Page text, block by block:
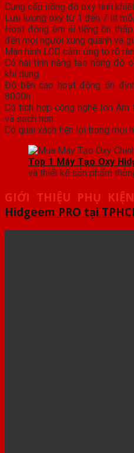
Cung cấp nồng độ oxy tinh
Lưu lượng oxy từ 1 đến 7 lít
Hoạt động êm ái tiếng ồn
đến mọi người xung quanh và
Màn hình LCD cảm ứng to rõ
Có hai tính năng tạo nồng độ
khí dung
Độ bền cao hoạt động ổn
8000h
Có tích hợp công nghệ Ion
và sạch hơn
Có quai xách tiện lợi trong mọi
Top 1 Máy Tạo Oxy
và thiết kế sản phẩm
GIỚI THIỆU PHỤ KIỆN
Hidgeem PRO tại